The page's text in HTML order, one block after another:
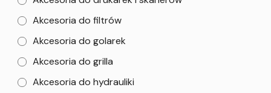
Akcesoria do filtrów
Akcesoria do golarek
Akcesoria do grilla
Akcesoria do hydrauliki